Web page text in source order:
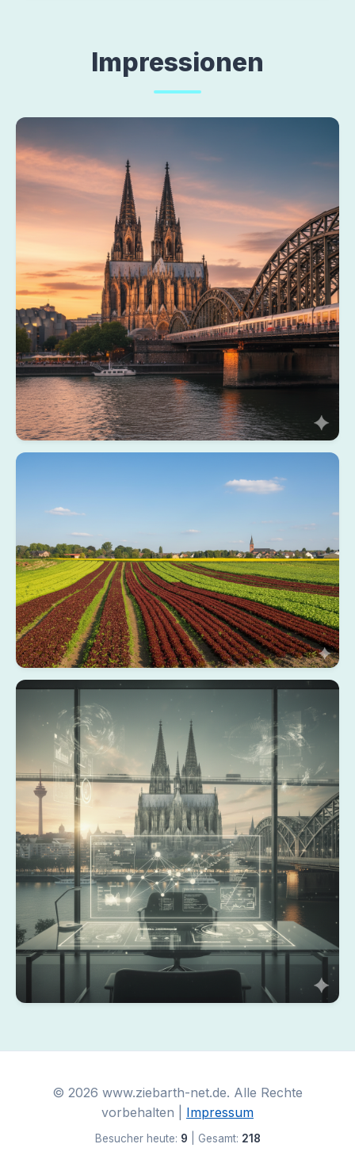
Impressionen
Köln Dom
Bornheim
Köln KI
© 2026 www.ziebarth-net.de. Alle Rechte
vorbehalten | Impressum
Besucher heute: 9 | Gesamt: 218